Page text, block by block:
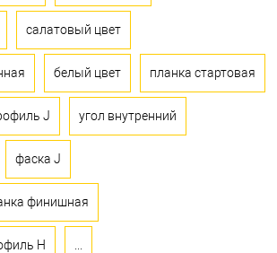
салатовый цвет
белый цвет планка стартовая
J угол внутренний
фаска J
финишная
H